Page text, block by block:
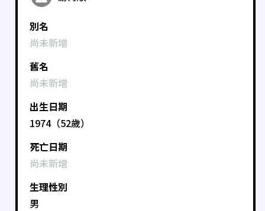
別名
尚未新增
舊名
尚未新增
出生日期
1974（52歲）
死亡日期
尚未新增
生理性別
男